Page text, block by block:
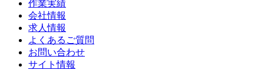
作業実績
会社情報
求人情報
よくあるご質問
お問い合わせ
サイト情報